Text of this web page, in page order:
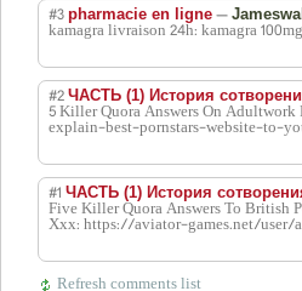
#3 pharmacie en ligne —
kamagra livraison 24h: kamagra
#2 ЧАСТЬ (1) История
5 Killer Quora Answers On
explain-best-pornstars-website-to-
#1 ЧАСТЬ (1) История
Five Killer Quora Answers To British
Xxx: https://aviator-games.net/user/
Refresh comments list